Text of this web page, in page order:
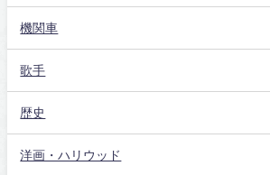
機関車
歌手
歴史
洋画・ハリウッド